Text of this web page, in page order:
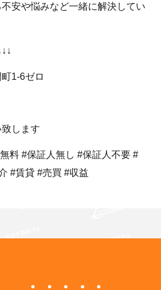
安や悩みなど一緒に解決してい
1-6ゼロ
します
料 #保証人無し #保証人不要 #
#賃貸 #売買 #収益